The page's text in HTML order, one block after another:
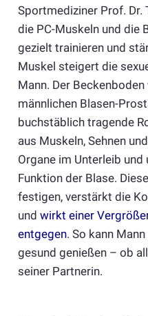
Sportmediziner Prof. Dr.
die PC-Muskeln und die
gezielt trainieren und
Muskel steigert die
Mann. Der
männlichen Blasen-
buchstäblich tragende
aus Muskeln, Sehnen
Organe im Unterleib
Funktion der Blase.
festigen, verstärkt die
und wirkt einer
entgegen. So kann
gesund genießen – ob
seiner Partnerin.